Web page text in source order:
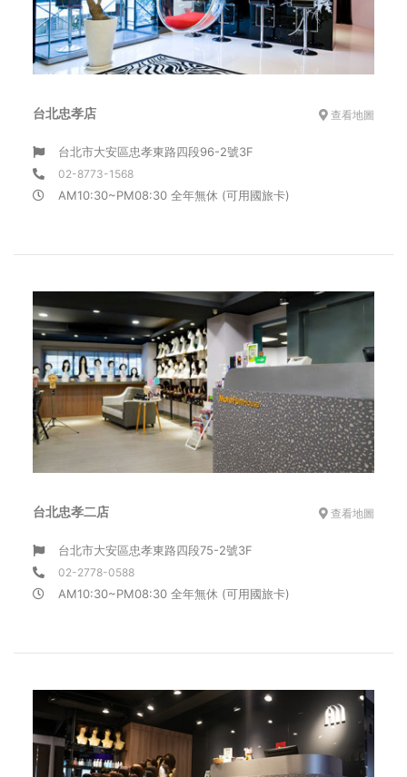
台北忠孝店 查看地圖
台北市大安區忠孝東路四段96-2號3F
02-8773-1568
AM10:30~PM08:30 全年無休 (可用國旅卡)
台北忠孝二店 查看地圖
台北市大安區忠孝東路四段75-2號3F
02-2778-0588
AM10:30~PM08:30 全年無休 (可用國旅卡)